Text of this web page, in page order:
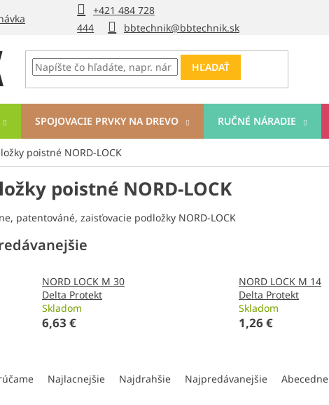
+421 484 728
444
bbtechnik@bbtechnik.sk
HĽADAŤ
SPOJOVACIE PRVKY NA DREVO RUČNÉ NÁRADIE
poistné NORD-LOCK
poistné NORD-LOCK
patentováné, zaisťovacie podložky NORD-LOCK
NORD LOCK M 30
Delta Protekt
Skladom
6,63 €
NORD LOCK M 14
Delta Protekt
Skladom
1,26 €
Najlacnejšie Najdrahšie Najpredávanejšie Abecedne